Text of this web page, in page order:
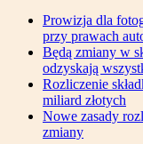
Prowizja dla
przy prawach
Będą zmiany w
odzyskają
Rozliczenie
miliard złotych
Nowe zasady
zmiany